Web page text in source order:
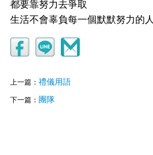
都要靠努力去爭取
生活不會辜負每一個默默努力的人
上一篇： 禮儀用語
下一篇： 團隊